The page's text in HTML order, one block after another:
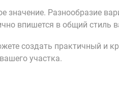
Разнообразие
впишется в общий стиль
создать практичный и
участка.